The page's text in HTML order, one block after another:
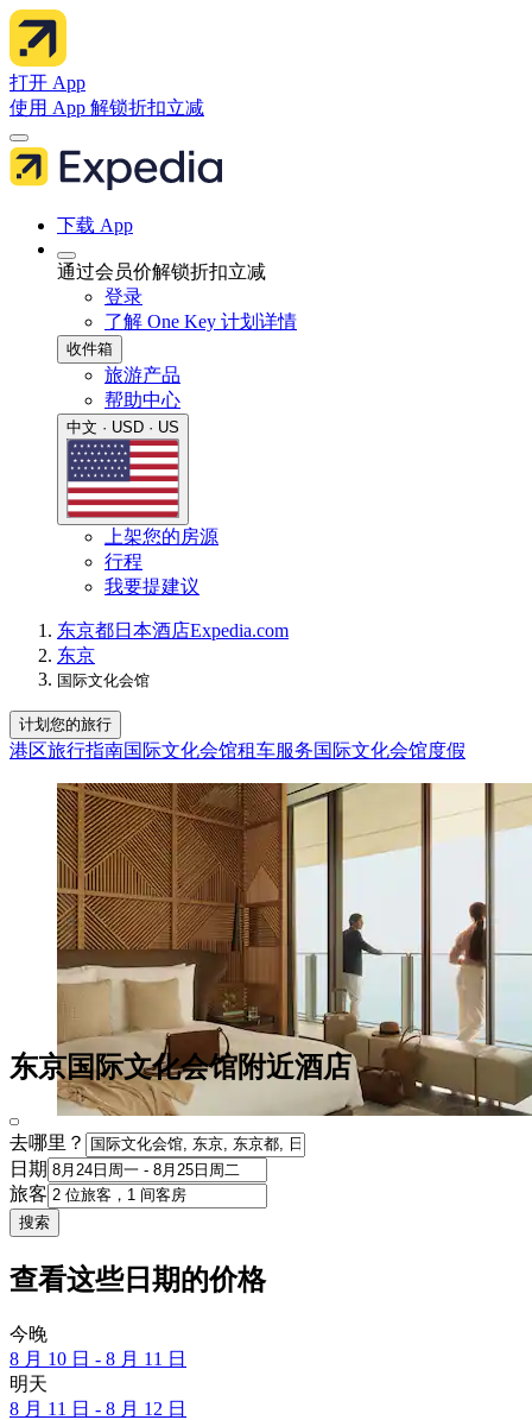
打开 App
使用 App 解锁折扣立减
下载 App
通过会员价解锁折扣立减
登录
了解 One Key 计划详情
收件箱
旅游产品
帮助中心
中文 · USD · US
上架您的房源
行程
我要提建议
东京都日本酒店Expedia.com
东京
国际文化会馆
计划您的旅行
港区旅行指南国际文化会馆租车服务国际文化会馆度假
东京国际文化会馆附近酒店
去哪里？
日期
旅客
搜索
查看这些日期的价格
今晚
8 月 10 日 - 8 月 11 日
明天
8 月 11 日 - 8 月 12 日